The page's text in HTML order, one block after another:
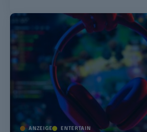
ANZEIGE ENTERTAIN